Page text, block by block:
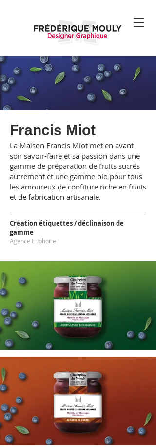
Francis Miot
La Maison Francis Miot met en avant
son savoir-faire et sa passion dans une
gamme de préparation de fruits sucrés
autrement et une gamme bio pour tous
les amoureux de confiture riche en fruits
et de fabrication artisanale.
Création étiquettes / déclinaison de
gamme
Agence Euphorie